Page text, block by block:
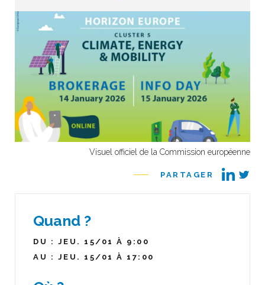
Visuel officiel de la Commission européenne
PARTAGER
Quand ?
DU : JEU. 15/01 À 9:00
AU : JEU. 15/01 À 17:00